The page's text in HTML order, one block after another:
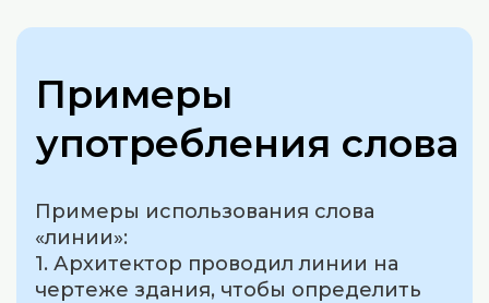
Примеры
употребления слова
Примеры использования слова
«линии»:
1. Архитектор проводил линии на
чертеже здания, чтобы определить